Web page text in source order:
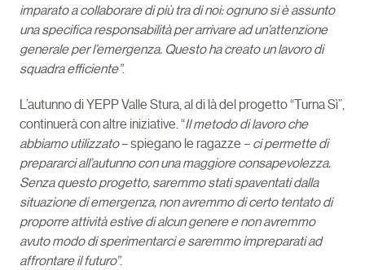
imparato a collaborare di più tra di noi: ognuno si è assunto
una specifica responsabilità per arrivare ad un’attenzione
generale per l’emergenza. Questo ha creato un lavoro di
squadra efficiente”.
L’autunno di YEPP Valle Stura, al di là del progetto “Turna Sì”,
continuerà con altre iniziative. “Il metodo di lavoro che
abbiamo utilizzato– spiegano le ragazze – ci permette di
prepararci all’autunno con una maggiore consapevolezza.
Senza questo progetto, saremmo stati spaventati dalla
situazione di emergenza, non avremmo di certo tentato di
proporre attività estive di alcun genere e non avremmo
avuto modo di sperimentarci e saremmo impreparati ad
affrontare il futuro”.